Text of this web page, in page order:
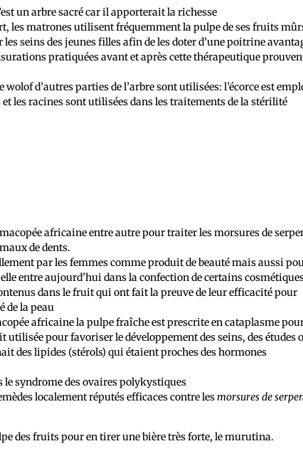
un arbre sacré car il apporterait la richesse
les matrones utilisent fréquemment la pulpe de ses fruits
seins des jeunes filles afin de les doter d’une poitrine
pratiquées avant et après cette thérapeutique
d’autres parties de l’arbre sont utilisées: l’écorce est
les racines sont utilisées dans les traitements de la stérilité
africaine entre autre pour traiter les morsures de
de dents.
par les femmes comme produit de beauté mais aussi
elle entre aujourd'hui dans la confection de certains
dans le fruit qui ont fait la preuve de leur efficacité pour
de la peau
africaine la pulpe fraîche est prescrite en cataplasme
utilisée pour favoriser le développement des seins, des études
des lipides (stérols) qui étaient proches des hormones
syndrome des ovaires polykystiques
localement réputés efficaces contre lesmorsures de
des fruits pour en tirer une bière très forte, le murutina.